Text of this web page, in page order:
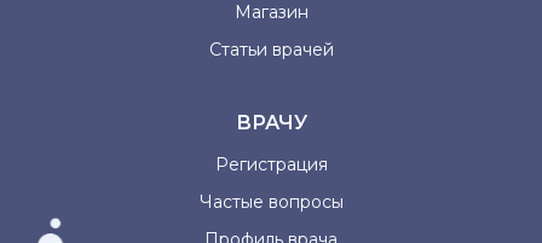
Магазин
Статьи врачей
ВРАЧУ
Регистрация
Частые вопросы